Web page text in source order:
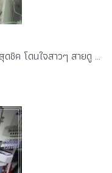
ชิค โดนใจสาวๆ สายดู ...